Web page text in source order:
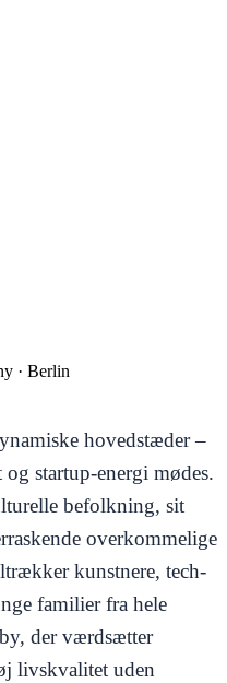
· Berlin
hovedstæder –
startup-energi mødes.
befolkning, sit
overkommelige
kunstnere, tech-
familier fra hele
der værdsætter
livskvalitet uden